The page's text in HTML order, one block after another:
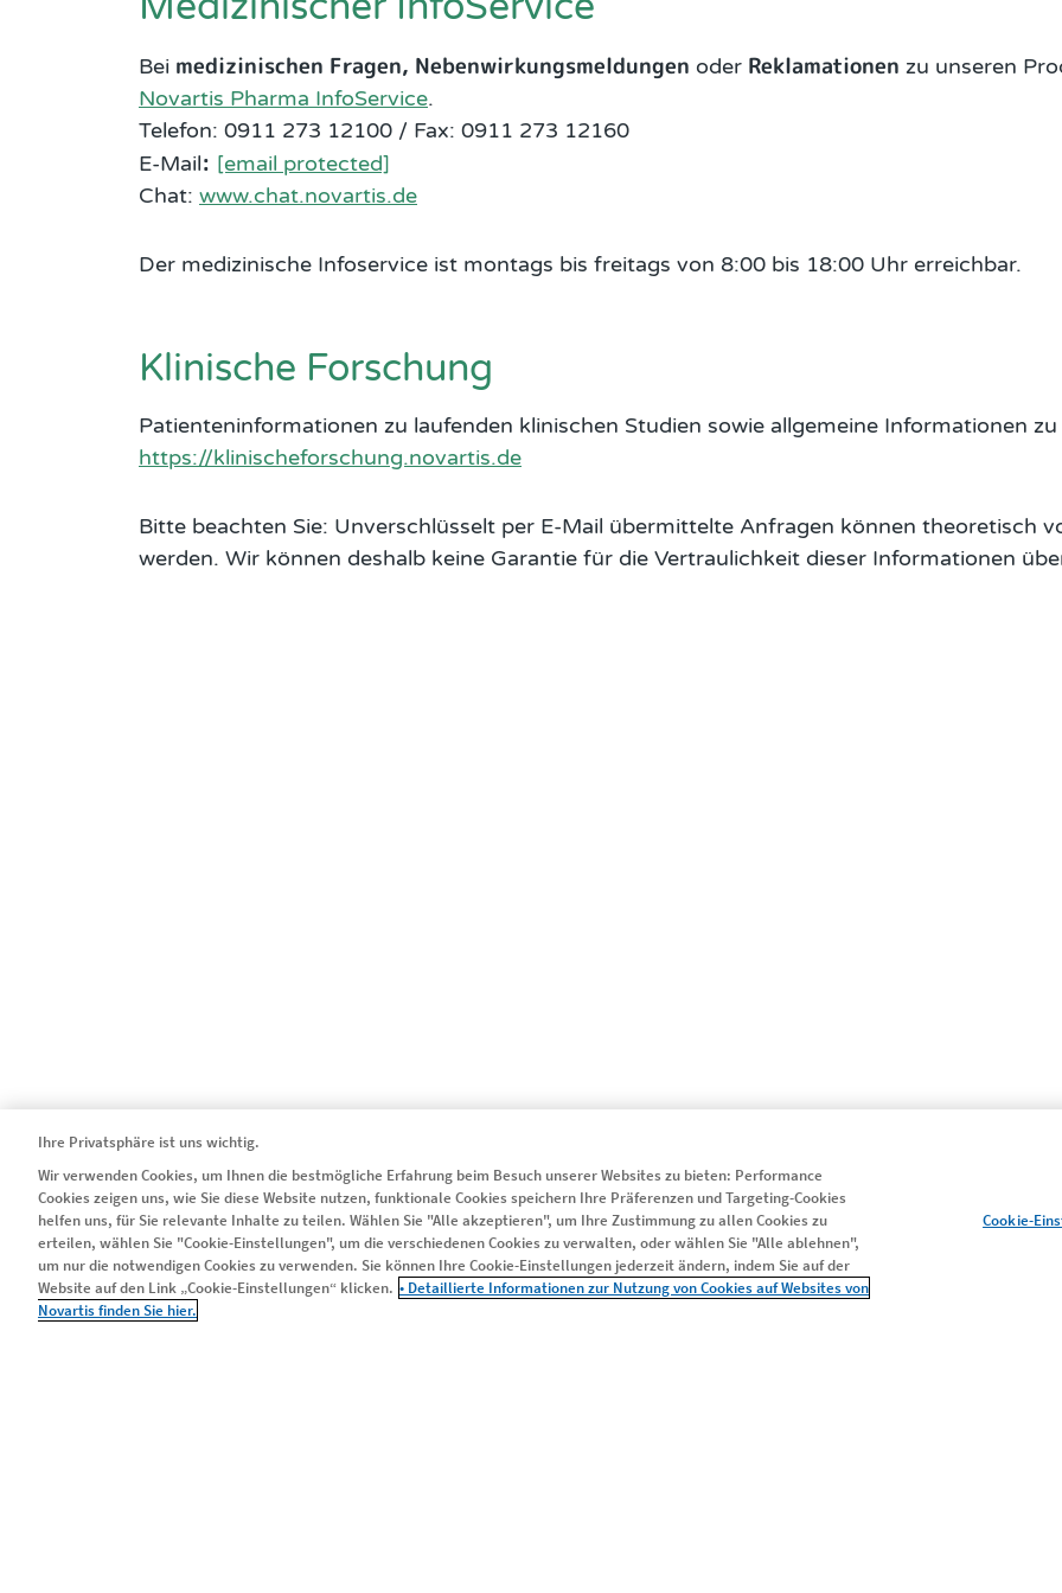
Bei medizinischen Fragen, Nebenwirkungsmeldungen oder Reklamationen zu unseren
Novartis Pharma InfoService.
Telefon: 0911 273 12100 / Fax: 0911 273 12160
E-Mail: [email protected]
Chat: www.chat.novartis.de
Der medizinische Infoservice ist montags bis freitags von 8:00 bis 18:00 Uhr erreichbar.
Klinische Forschung
Patienteninformationen zu laufenden klinischen Studien sowie allgemeine Informationen
https://klinischeforschung.novartis.de
Bitte beachten Sie: Unverschlüsselt per E-Mail übermittelte Anfragen können theoretisch
werden. Wir können deshalb keine Garantie für die Vertraulichkeit dieser Informationen
FOOTER COLUMN 1
ETAPPEN
DIE WARTEZEIT
DIE OPERATION
DAS NEUE LEBEN
ORGANE
HERZ
LUNGE
SPEZIALTHEMEN
SOMMER
INFEKTIONEN
Ihre Privatsphäre ist uns wichtig.
Wir verwenden Cookies, um Ihnen die bestmögliche Erfahrung beim Besuch unserer Websites zu bieten: Performance
Cookies zeigen uns, wie Sie diese Website nutzen, funktionale Cookies speichern Ihre Präferenzen und Targeting-Cookies
helfen uns, für Sie relevante Inhalte zu teilen. Wählen Sie "Alle akzeptieren", um Ihre Zustimmung zu allen Cookies zu
erteilen, wählen Sie "Cookie-Einstellungen", um die verschiedenen Cookies zu verwalten, oder wählen Sie "Alle ablehnen",
um nur die notwendigen Cookies zu verwenden. Sie können Ihre Cookie-Einstellungen jederzeit ändern, indem Sie auf der
Website auf den Link „Cookie-Einstellungen“ klicken. • Detaillierte Informationen zur Nutzung von Cookies auf Websites von
Novartis finden Sie hier.
Cookie-